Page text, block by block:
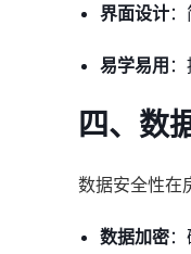
界面设计
易学易用
四、数
数据安全性在
数据加密